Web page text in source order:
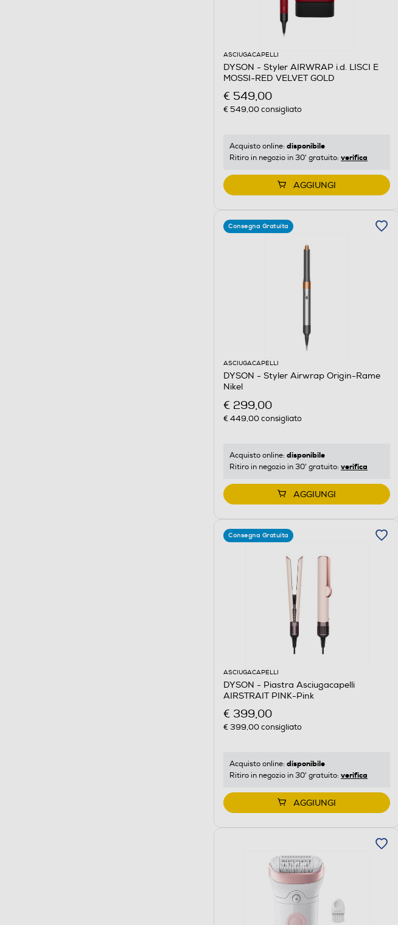
ASCIUGACAPELLI
DYSON - Styler AIRWRAP i.d. LISCI E
MOSSI-RED VELVET GOLD
€ 549,00
€ 549,00consigliato
Acquisto online: disponibile
Ritiro in negozio in 30' gratuito: verifica
AGGIUNGI
Consegna Gratuita
ASCIUGACAPELLI
DYSON - Styler Airwrap Origin-Rame
Nikel
€ 299,00
€ 449,00consigliato
Acquisto online: disponibile
Ritiro in negozio in 30' gratuito: verifica
AGGIUNGI
Consegna Gratuita
ASCIUGACAPELLI
DYSON - Piastra Asciugacapelli
AIRSTRAIT PINK-Pink
€ 399,00
€ 399,00consigliato
Acquisto online: disponibile
Ritiro in negozio in 30' gratuito: verifica
AGGIUNGI